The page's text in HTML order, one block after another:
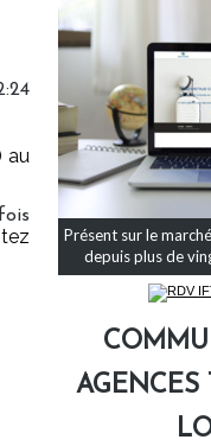
au
Présent sur le
depuis plus de
AGENCES